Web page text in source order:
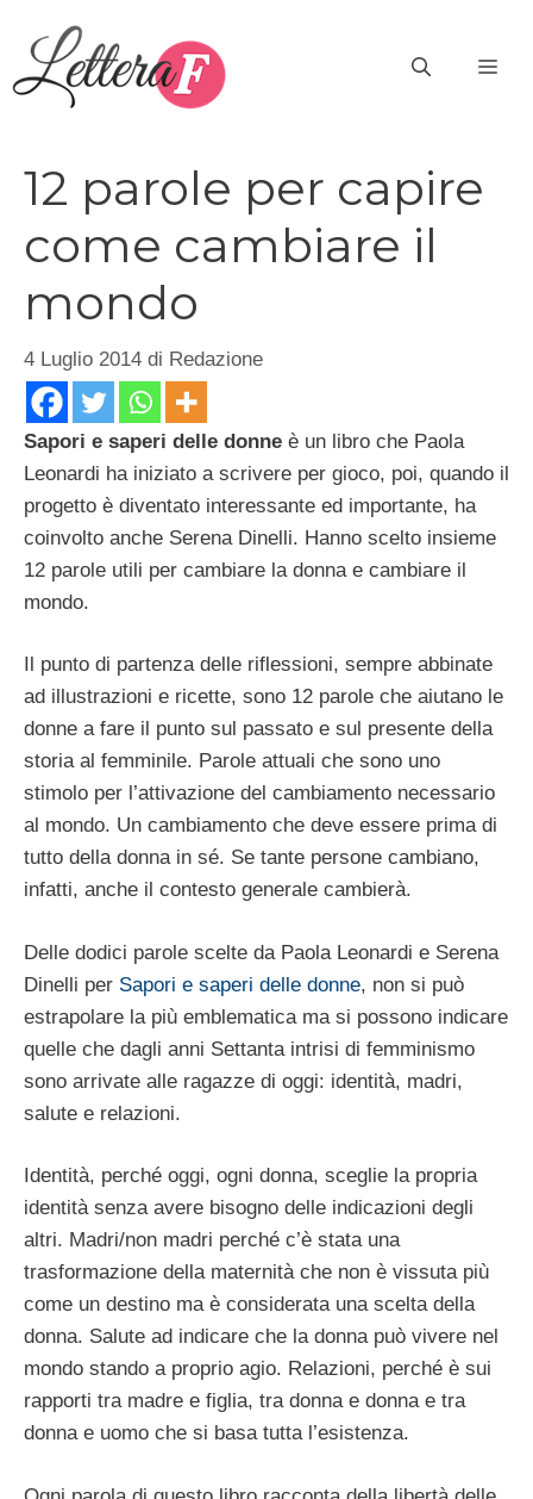
contenuto
12 parole per capire
come cambiare il
mondo
4 Luglio 2014 di Redazione
Sapori e saperi delle donne è un libro che Paola
Leonardi ha iniziato a scrivere per gioco, poi, quando il
progetto è diventato interessante ed importante, ha
coinvolto anche Serena Dinelli. Hanno scelto insieme
12 parole utili per cambiare la donna e cambiare il
mondo.
Il punto di partenza delle riflessioni, sempre abbinate
ad illustrazioni e ricette, sono 12 parole che aiutano le
donne a fare il punto sul passato e sul presente della
storia al femminile. Parole attuali che sono uno
stimolo per l’attivazione del cambiamento necessario
al mondo. Un cambiamento che deve essere prima di
tutto della donna in sé. Se tante persone cambiano,
infatti, anche il contesto generale cambierà.
Delle dodici parole scelte da Paola Leonardi e Serena
Dinelli per Sapori e saperi delle donne, non si può
estrapolare la più emblematica ma si possono indicare
quelle che dagli anni Settanta intrisi di femminismo
sono arrivate alle ragazze di oggi: identità, madri,
salute e relazioni.
Identità, perché oggi, ogni donna, sceglie la propria
identità senza avere bisogno delle indicazioni degli
altri. Madri/non madri perché c’è stata una
trasformazione della maternità che non è vissuta più
come un destino ma è considerata una scelta della
donna. Salute ad indicare che la donna può vivere nel
mondo stando a proprio agio. Relazioni, perché è sui
rapporti tra madre e figlia, tra donna e donna e tra
donna e uomo che si basa tutta l’esistenza.